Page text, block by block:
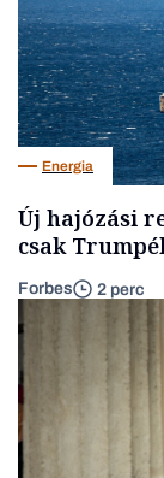
Energia
Új hajózási
csak
Forbes 2 perc